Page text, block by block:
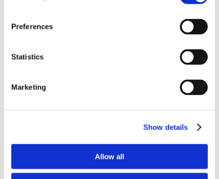
Preferences
Statistics
Marketing
Show details
Allow all
邁向更健康的道路：
每天走 10,000 步，大概等如步行 8 公里，並產生約 300
– 500 千卡。步行喚醒身體系統，增加血液循環，使我們
呼吸更深，讓身體接觸四週世界。單是步行一項就具有長
遠的心理健康好處，研究文獻對此已有充足證據。